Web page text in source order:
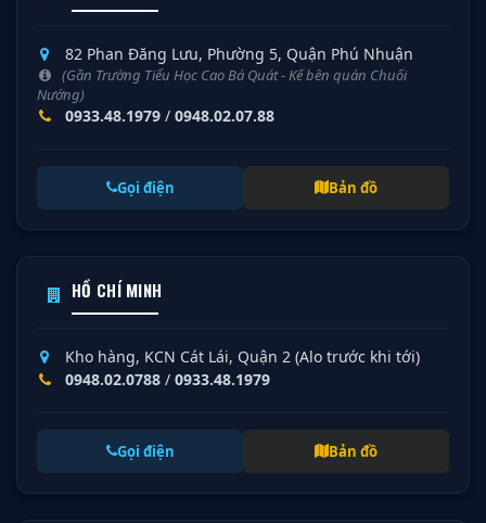
82 Phan Đăng Lưu, Phường 5, Quận Phú Nhuận
(Gần Trường Tiểu Học Cao Bá Quát - Kế bên quán Chuối
Nướng)
0933.48.1979 / 0948.02.07.88
Gọi điện Bản đồ
HỒ CHÍ MINH
Kho hàng, KCN Cát Lái, Quận 2 (Alo trước khi tới)
0948.02.0788 / 0933.48.1979
Gọi điện Bản đồ